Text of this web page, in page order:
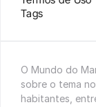
Tags
O Mundo do
sobre o tema
habitantes,